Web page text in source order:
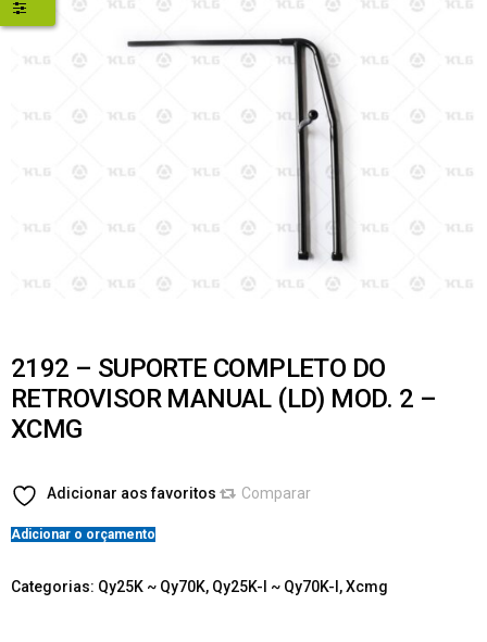
2192 – SUPORTE COMPLETO DO
RETROVISOR MANUAL (LD) MOD. 2 –
XCMG
Adicionar aos favoritos Comparar
Adicionar o orçamento
Categorias: Qy25K ~ Qy70K, Qy25K-I ~ Qy70K-I ,Xcmg